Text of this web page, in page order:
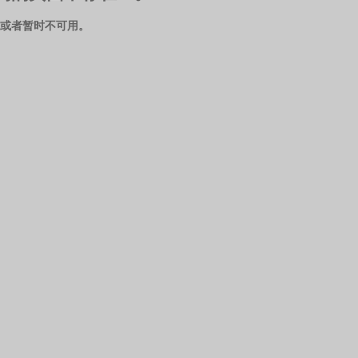
者暂时不可用。